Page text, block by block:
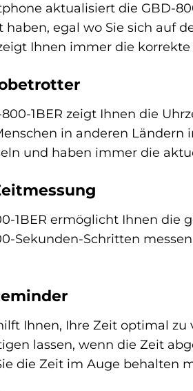
aktualisiert die GBD-
egal wo Sie sich auf
Ihnen immer die korrekte
1BER zeigt Ihnen die
in anderen Ländern
und haben immer die
1BER ermöglicht Ihnen die
Sekunden-Schritten
Ihnen, Ihre Zeit optimal
lassen, wenn die Zeit
die Zeit im Auge behalten